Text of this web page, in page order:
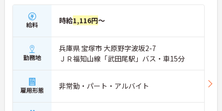
給料 時給1,116円～
勤務地
兵庫県 宝塚市 大原野字波坂2-7
ＪＲ福知山線「武田尾駅」バス・車15分
雇用形態 非常勤・パート・アルバイト